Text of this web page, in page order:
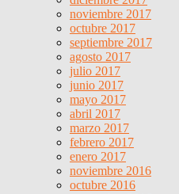
noviembre 2017
octubre 2017
septiembre 2017
agosto 2017
julio 2017
junio 2017
mayo 2017
abril 2017
marzo 2017
febrero 2017
enero 2017
noviembre 2016
octubre 2016